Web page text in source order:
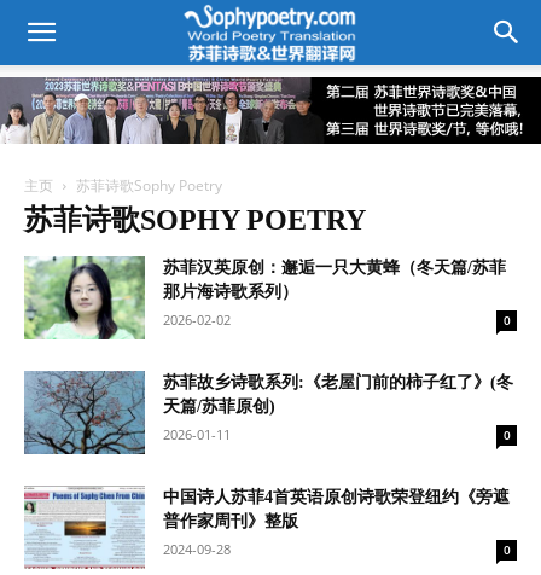
主页 苏菲诗歌Sophy Poetry
苏菲诗歌SOPHY POETRY
苏菲汉英原创：邂逅一只大黄蜂（冬天篇/苏菲
那片海诗歌系列）
2026-02-02
0
苏菲故乡诗歌系列:《老屋门前的柿子红了》(冬
天篇/苏菲原创)
2026-01-11
0
中国诗人苏菲4首英语原创诗歌荣登纽约《旁遮
普作家周刊》整版
2024-09-28
0